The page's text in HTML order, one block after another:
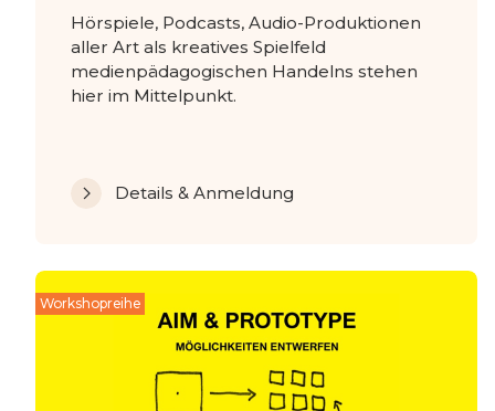
Hörspiele, Podcasts, Audio-Produktionen
aller Art als kreatives Spielfeld
medienpädagogischen Handelns stehen
hier im Mittelpunkt.
Details & Anmeldung
Workshopreihe